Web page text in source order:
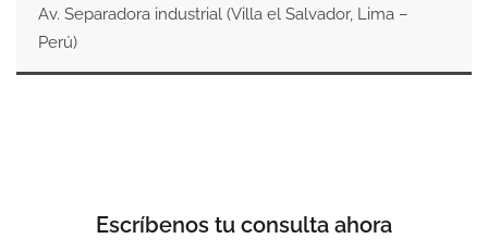
Av. Separadora industrial (Villa el Salvador, Lima –
Perú)
Escríbenos tu consulta ahora